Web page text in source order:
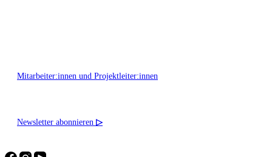
Mitarbeiter:innen und Projektleiter:innen
Newsletter abonnieren ▷